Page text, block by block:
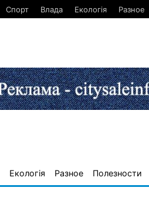
Спорт Влада Екологія Разное
Екологія Разное Полезности